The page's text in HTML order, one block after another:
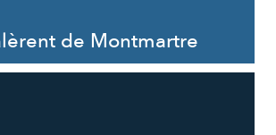
de Montmartre